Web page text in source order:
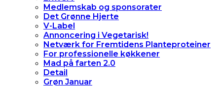
Medlemskab og sponsorater
Det Grønne Hjerte
V-Label
Annoncering i Vegetarisk!
Netværk for Fremtidens Planteproteiner
For professionelle køkkener
Mad på farten 2.0
Detail
Grøn Januar